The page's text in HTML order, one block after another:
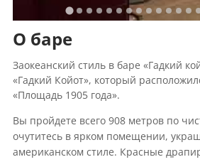
О баре
Заокеанский стиль в баре «Гадкий
«Гадкий Койот», который
«Площадь 1905 года».
Вы пройдете всего 908 метров по
очутитесь в ярком помещении,
американском стиле. Красные